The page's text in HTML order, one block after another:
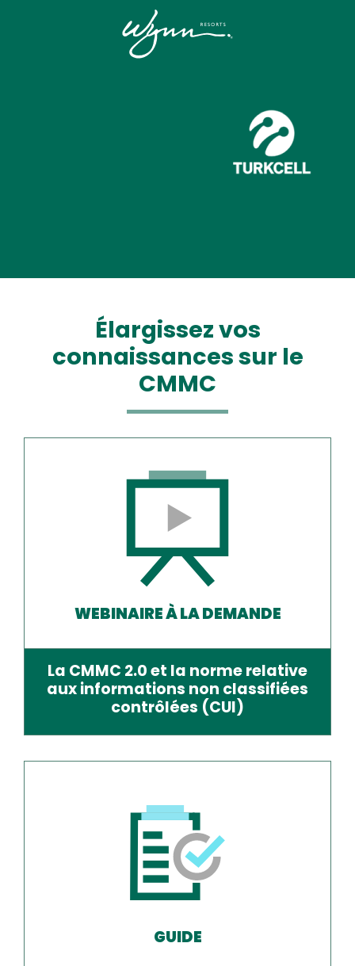
Élargissez vos
connaissances sur le
CMMC
WEBINAIRE À LA DEMANDE
La CMMC 2.0 et la norme relative
aux informations non classifiées
contrôlées (CUI)
GUIDE